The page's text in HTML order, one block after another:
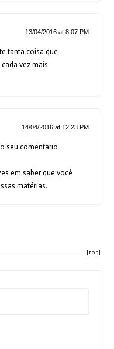
13/04/2016 at 8:07 PM
tanta coisa que
vez mais
14/04/2016 at 12:23 PM
seu comentário
em saber que você
matérias.
[top]